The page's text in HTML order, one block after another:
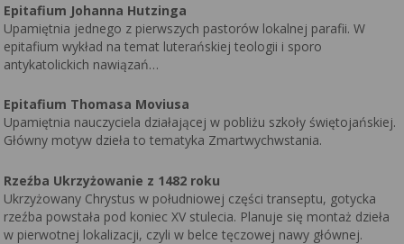
Epitafium Johanna Hutzinga
Upamiętnia jednego z pierwszych pastorów lokalnej parafii. W
epitafium wykład na temat luterańskiej teologii i sporo
antykatolickich nawiązań…
Epitafium Thomasa Moviusa
Upamiętnia nauczyciela działającej w pobliżu szkoły świętojańskiej.
Główny motyw dzieła to tematyka Zmartwychwstania.
Rzeźba Ukrzyżowanie z 1482 roku
Ukrzyżowany Chrystus w południowej części transeptu, gotycka
rzeźba powstała pod koniec XV stulecia. Planuje się montaż dzieła
w pierwotnej lokalizacji, czyli w belce tęczowej nawy głównej.